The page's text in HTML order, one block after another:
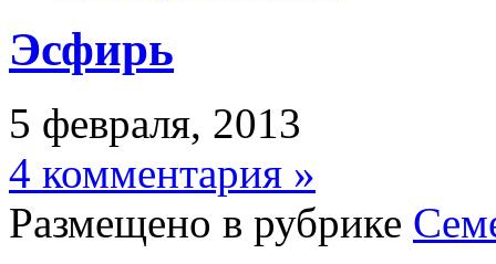
Эсфирь
5 февраля, 2013
4 комментария »
Размещено в рубрике